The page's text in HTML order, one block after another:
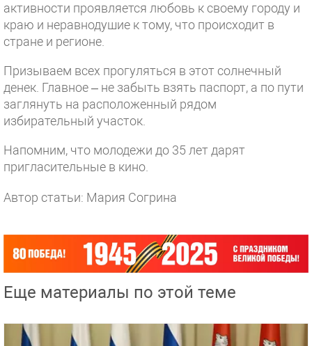
активности проявляется любовь к своему городу и
краю и неравнодушие к тому, что происходит в
стране и регионе.
Призываем всех прогуляться в этот солнечный
денек. Главное – не забыть взять паспорт, а по пути
заглянуть на расположенный рядом
избирательный участок.
Напомним, что молодежи до 35 лет дарят
пригласительные в кино.
Автор статьи: Мария Согрина
Еще материалы по этой теме